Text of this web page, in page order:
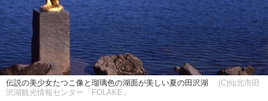
伝説の美少女たつこ像と瑠璃色の湖面が美しい夏の田沢湖
(C)仙北市田
沢湖観光情報センター「FOLAKE」